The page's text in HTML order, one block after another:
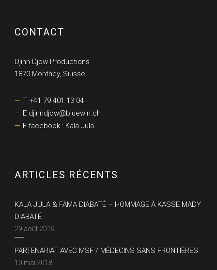
CONTACT
Djinn Djow Productions
1870 Monthey, Suisse
T +41 79 401 13 04
E djinndjow@bluewin.ch
F facebook : Kala Jula
ARTICLES RÉCENTS
KALA JULA & FAMA DIABATÉ – HOMMAGE À KASSE MADY
DIABATÉ
29 août 2019
PARTENARIAT AVEC MSF / MÉDECINS SANS FRONTIÈRES
10 mai 2018